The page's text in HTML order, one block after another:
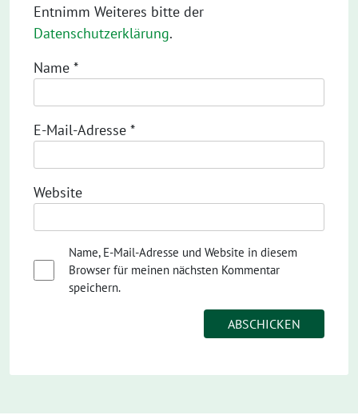
Entnimm Weiteres bitte der
Datenschutzerklärung.
Name *
E-Mail-Adresse *
Website
Name, E-Mail-Adresse und Website in diesem
Browser für meinen nächsten Kommentar
speichern.